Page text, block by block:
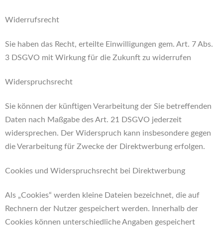
Widerrufsrecht
Sie haben das Recht, erteilte Einwilligungen gem. Art. 7 Abs.
3 DSGVO mit Wirkung für die Zukunft zu widerrufen
Widerspruchsrecht
Sie können der künftigen Verarbeitung der Sie betreffenden
Daten nach Maßgabe des Art. 21 DSGVO jederzeit
widersprechen. Der Widerspruch kann insbesondere gegen
die Verarbeitung für Zwecke der Direktwerbung erfolgen.
Cookies und Widerspruchsrecht bei Direktwerbung
Als „Cookies“ werden kleine Dateien bezeichnet, die auf
Rechnern der Nutzer gespeichert werden. Innerhalb der
Cookies können unterschiedliche Angaben gespeichert